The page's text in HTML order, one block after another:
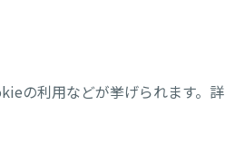
の利用などが挙げられます。詳